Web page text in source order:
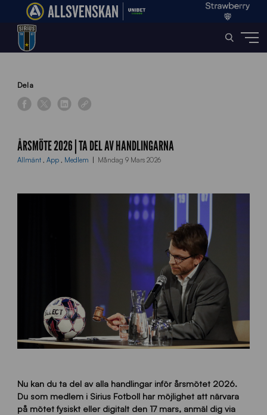
Home»
Dela
ÅRSMÖTE 2026 | TA DEL AV HANDLINGARNA
Allmänt , App , Medlem Måndag 9 Mars 2026
Nu kan du ta del av alla handlingar inför årsmötet 2026.
Du som medlem i Sirius Fotboll har möjlighet att närvara
på mötet fysiskt eller digitalt den 17 mars, anmäl dig via